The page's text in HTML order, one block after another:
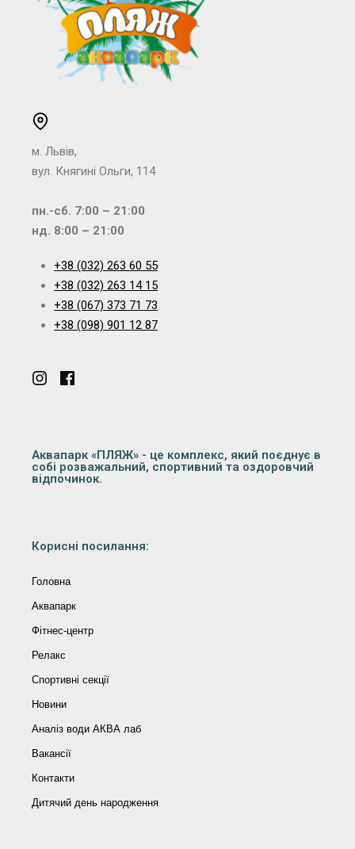
м. Львів,
вул. Княгині Ольги, 114
пн.-сб. 7:00 – 21:00
нд. 8:00 – 21:00
+38 (032) 263 60 55
+38 (032) 263 14 15
+38 (067) 373 71 73
+38 (098) 901 12 87
Аквапарк «ПЛЯЖ» - це комплекс, який поєднує в
собі розважальний, спортивний та оздоровчий
відпочинок.
Корисні посилання:
Головна
Аквапарк
Фітнес-центр
Релакс
Спортивні секції
Новини
Аналіз води АКВА лаб​
Вакансії
Контакти
Дитячий день народження